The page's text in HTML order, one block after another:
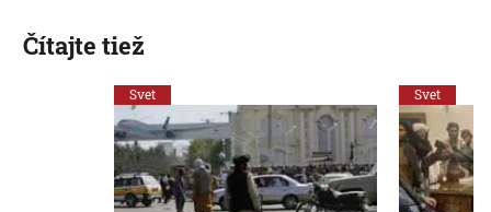
Čítajte tiež
Svet Svet